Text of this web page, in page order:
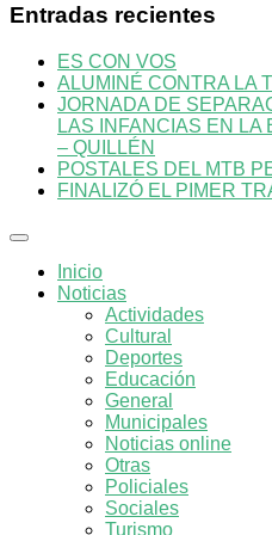
Entradas recientes
ES CON VOS
ALUMINÉ CONTRA LA
JORNADA DE
LAS INFANCIAS EN LA
– QUILLÉN
POSTALES DEL MTB
FINALIZÓ EL PIMER
Inicio
Noticias
Actividades
Cultural
Deportes
Educación
General
Municipales
Noticias online
Otras
Policiales
Sociales
Turismo